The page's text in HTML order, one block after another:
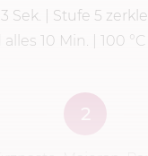
ich die
sofort auf
Sek. | Stufe 5
10 Min. 100 °C
2